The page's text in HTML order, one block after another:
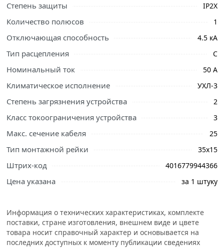
правильный выбор и заказать онлайн. Наши
профессиональные менеджеры обработают заказ и
свяжутся с Вами для согласования условий доставки
Условия доставки и цены на товар Автоматический
категорииАвтоматические выключатели
действительны в Москве и области.
Степень защиты IP2X
Количество полюсов 1
Отключающая способность 4.5 кА
Тип расцепления C
Номинальный ток 50 А
Климатическое исполнение УХЛ-3
Степень загрязнения устройства 2
Класс токоограничения устройства 3
Макс. сечение кабеля 25
Тип монтажной рейки 35x15
Штрих-код 4016779944366
Цена указана за 1 штуку
Информация о технических характеристиках, комплекте
поставки, стране изготовления, внешнем виде и цвете
товара носит справочный характер и основывается на
последних доступных к моменту публикации сведениях